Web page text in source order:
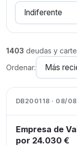
1403 deudas y
Ordenar:
DB200118 · 08/
Empresa de
por 24.030 €